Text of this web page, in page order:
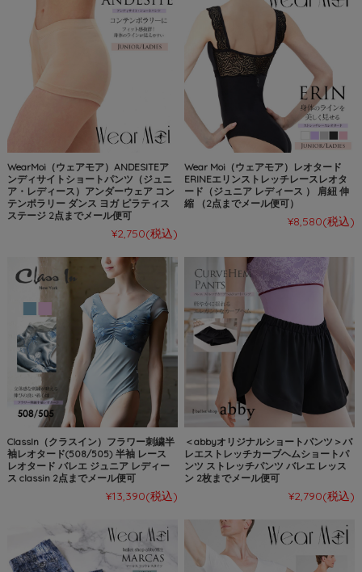
WearMoi（ウェアモア）ANDESITEア
ンディサイトショートパンツ（ジュニ
ア・レディース）アンダーウェア コン
テンポラリー ダンス ヨガ ピラティス
ステージ 2点までメール便可
¥2,750(税込)
Wear Moi（ウェアモア）レオタード
ERINEエリンストレッチレースレオタ
ード（ジュニア レディース ） 肩紐 伸
縮 （2点までメール便可）
¥8,580(税込)
ClassIn（クラスイン）フラワー刺繍半
袖レオタード(508/505) 半袖 レース
レオタード バレエ ジュニア レディー
ス classin 2点までメール便可
¥13,390(税込)
＜abbyオリジナルショートパンツ＞バ
レエストレッチカーブヘムショートパ
ンツ ストレッチパンツ バレエ レッス
ン 2枚までメール便可
¥2,790(税込)